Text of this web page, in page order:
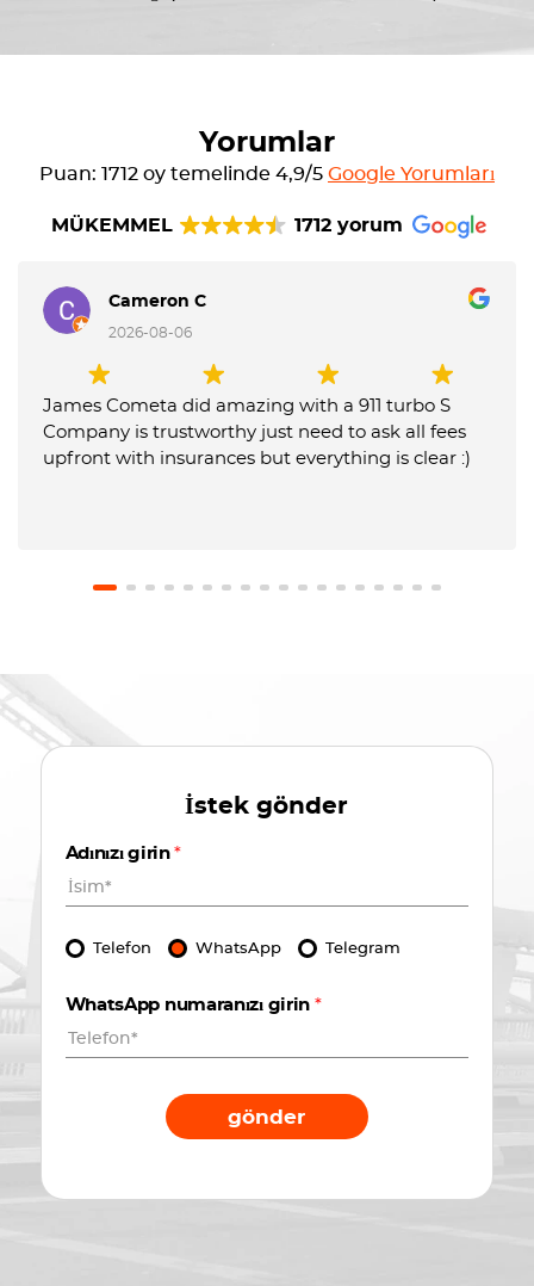
Yorumlar
Puan: 1712 oy temelinde 4,9/5 Google Yorumları
MÜKEMMEL 1712 yorum
Cameron C
2026-08-06
James Cometa did amazing with a 911 turbo S
Company is trustworthy just need to ask all fees
upfront with insurances but everything is clear :)
İstek gönder
Adınızı girin*
Telefon WhatsApp Telegram
WhatsApp numaranızı girin *
gönder